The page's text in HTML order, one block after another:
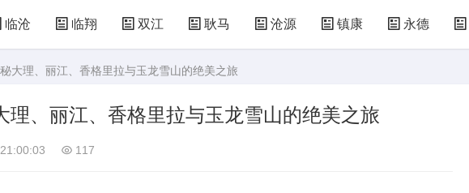
临沧 临翔 双江 耿马 沧源 镇康 永德
大理、丽江、香格里拉与玉龙雪山的绝美之旅
理、丽江、香格里拉与玉龙雪山的绝美之旅
117